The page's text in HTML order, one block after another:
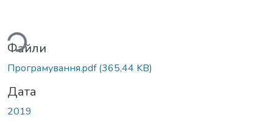
Файли
Програмування.pdf(365,44 KB)
Дата
2019